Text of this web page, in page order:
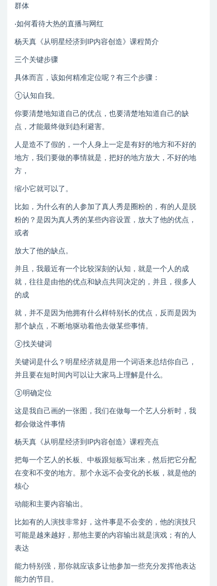
群体
·如何看待大热的直播与网红
杨天真《从明星经济到IP内容创造》课程简介
三个关键步骤
具体而言，该如何精准定位呢？有三个步骤：
①认知自我。
你要清楚地知道自己的优点，也要清楚地知道自己的缺
点，才能最终做到趋利避害。
人是造不了假的，一个人身上一定是有好的地方和不好的
地方，我们要做的事情就是，把好的地方放大，不好的地
方，
缩小它就可以了。
比如，为什么有的人参加了真人秀是圈粉的，有的人是脱
粉的？是因为真人秀的某些内容设置，放大了他的优点，
或者
放大了他的缺点。
并且，我最近有一个比较深刻的认知，就是一个人的成
就，往往是由他的优点和缺点共同决定的，并且，很多人
的成
就，并不是因为他拥有什么样特别长的优点，反而是因为
那个缺点，不断地驱动着他去做某些事情。
②找关键词
关键词是什么？明星经济就是用一个词语来总结你自己，
并且要在短时间内可以让大家马上理解是什么。
③明确定位
这是我自己画的一张图，我们在做每一个艺人分析时，我
都会做这件事情
杨天真《从明星经济到IP内容创造》课程亮点
把每一个艺人的长板、中板跟短板写出来，然后把它分配
在变和不变的地方。那个永远不会变化的长板，就是他的
核心
动能和主要内容输出。
比如有的人演技非常好，这件事是不会变的，他的演技只
可能是越来越好，那他主要的内容输出就是演戏；有的人
表达
能力特别强，那你就应该多让他参加一些充分发挥他表达
能力的节目。